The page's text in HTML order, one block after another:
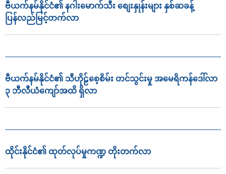
ဗီယက်နမ်နိုင်ငံ၏ နဂါးမောက်သီး စျေးနှုန်းများ နှစ်ဆခန့်
ပြန်လည်မြင့်တက်လာ
ဗီယက်နမ်နိုင်ငံ၏ သီဟိုဠ်စေ့စိမ်း တင်သွင်းမှု အမေရိကန်ဒေါ်လာ
၃ ဘီလီယံကျော်အထိ ရှိလာ
ထိုင်းနိုင်ငံ၏ ထုတ်လုပ်မှုကဏ္ဍ တိုးတက်လာ